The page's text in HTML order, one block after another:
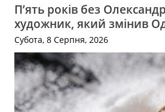
П’ять років без
художник, який змінив
Субота, 8 Серпня, 2026